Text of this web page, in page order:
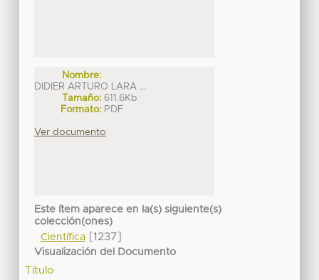
Nombre:
DIDIER ARTURO LARA ...
Tamaño: 611.6Kb
Formato: PDF
Ver documento
Este ítem aparece en la(s) siguiente(s)
colección(ones)
Científica[1237]
Visualización del Documento
Título